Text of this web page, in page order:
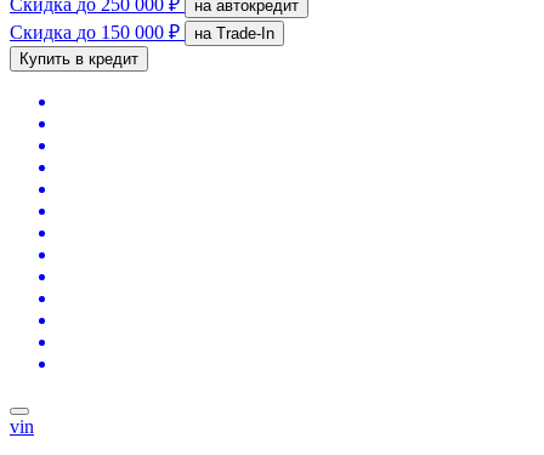
на автокредит
Скидка до 150 000 ₽
на Trade-In
Купить в кредит
vin